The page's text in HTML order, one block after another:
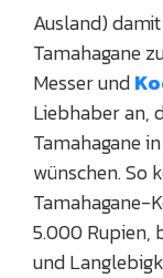
Ausland)
Tamahagane
Messer und
Liebhaber an,
Tamahagane
wünschen. So
Tamahagane-
5.000 Rupien,
und